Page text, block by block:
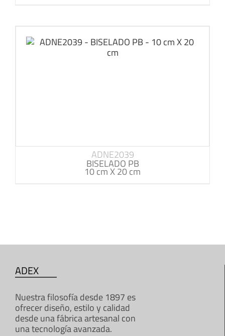
ADNE2039
BISELADO PB
10 cm X 20 cm
ADEX
Nuestra filosofía desde 1897 es
ofrecer diseño, estilo y calidad
desde una fábrica artesanal con
una tecnología avanzada.